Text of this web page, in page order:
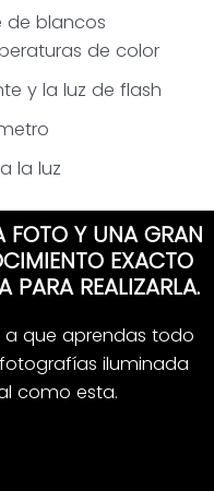
de blancos
de color
y la luz de flash
la luz
FOTO Y UNA GRAN
EXACTO
PARA REALIZARLA.
que aprendas todo
iluminada
como esta.